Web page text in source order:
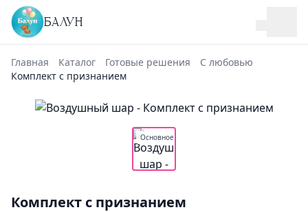
БАЛУН
Главная Каталог Готовые решения
С любовью
Комплект с признанием
Основное
Комплект с признанием